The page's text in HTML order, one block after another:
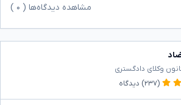
مشاهده دیدگاه‌ها ( ۰
وکلای دادگستری
(۲۳۷) دیدگاه